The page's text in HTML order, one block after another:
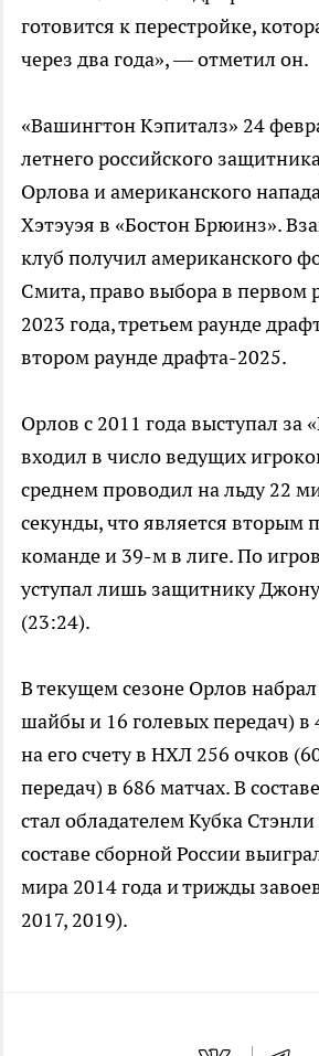
готовится к перестройке,
через два года», — отметил он.
«Вашингтон Кэпиталз» 24
летнего российского
Орлова и американского
Хэтэуэя в «Бостон Брюинз».
клуб получил американского
Смита, право выбора в первом
2023 года, третьем раунде
втором раунде драфта-2025.
Орлов с 2011 года выступал за
входил в число ведущих
среднем проводил на льду 22
секунды, что является вторым
команде и 39-м в лиге. По
уступал лишь защитнику
(23:24).
В текущем сезоне Орлов
шайбы и 16 голевых передач) в
на его счету в НХЛ 256 очков
передач) в 686 матчах. В
стал обладателем Кубка Стэнли
составе сборной России
мира 2014 года и трижды
2017, 2019).